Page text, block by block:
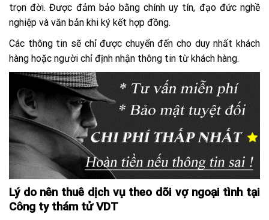
trọn đời. Được đảm bảo bằng chính uy tín, đạo đức nghề
nghiệp và văn bản khi ký kết hợp đồng.
Các thông tin sẽ chỉ được chuyển đến cho duy nhất khách
hàng hoặc người chỉ định nhận thông tin từ khách hàng.
Lý do nên thuê dịch vụ theo dõi vợ ngoại tình tại
Công ty thám tử VDT